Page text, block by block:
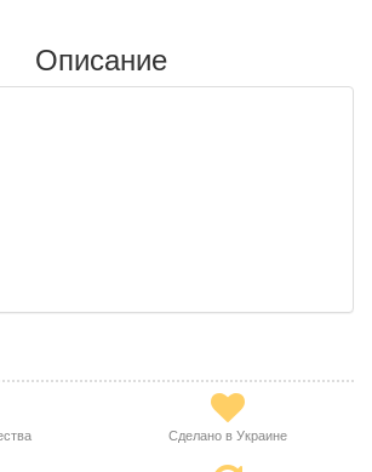
Описание
Сделано в Украине